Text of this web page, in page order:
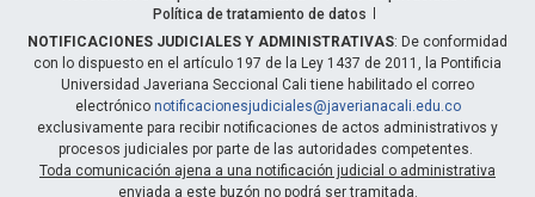
Política de tratamiento de datos
NOTIFICACIONES JUDICIALES Y ADMINISTRATIVAS: De conformidad
con lo dispuesto en el artículo 197 de la Ley 1437 de 2011, la Pontificia
Universidad Javeriana Seccional Cali tiene habilitado el correo
electrónico notificacionesjudiciales@javerianacali.edu.co
exclusivamente para recibir notificaciones de actos administrativos y
procesos judiciales por parte de las autoridades competentes.
Toda comunicación ajena a una notificación judicial o administrativa
enviada a este buzón no podrá ser tramitada.